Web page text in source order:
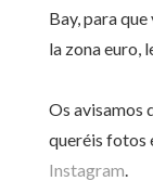
Bay, para
la zona euro,
Os avisamos
queréis fotos
Instagram.